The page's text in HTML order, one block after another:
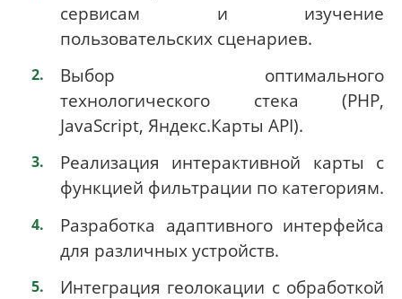
сервисам и изучение
пользовательских сценариев.
Выбор оптимального
технологического стека (PHP,
JavaScript, Яндекс.Карты API).
Реализация интерактивной карты с
функцией фильтрации по категориям.
Разработка адаптивного интерфейса
для различных устройств.
Интеграция геолокации с обработкой